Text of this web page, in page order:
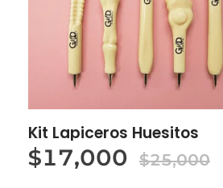
Kit Lapiceros Huesitos
$17,000 $25,000